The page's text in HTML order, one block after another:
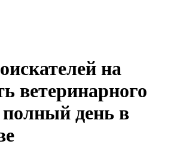
на
ветеринарного
день в